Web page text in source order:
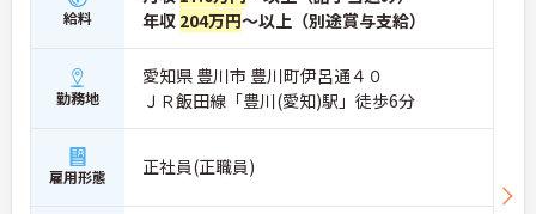
給料
年収 204万円～以上（別途賞与支給）
勤務地
愛知県 豊川市 豊川町伊呂通４０
ＪＲ飯田線「豊川(愛知)駅」徒歩6分
雇用形態 正社員(正職員)